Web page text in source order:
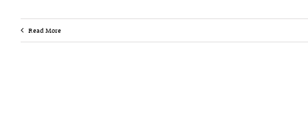
Read More